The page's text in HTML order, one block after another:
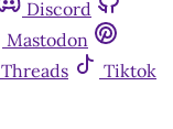
Discord
Mastodon
Threads
Tiktok